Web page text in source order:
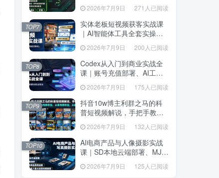
OBS高阶调试、多平台高清
开播、直播间视觉美化落地
教程
2026年7月9日 271人已阅读
实体老板短视频获客实战课
｜AI智能体工具全套实操、
门店IP打造、爆款变现选
题、数字人无人出镜引流完
整教程
2026年7月9日 200人已阅读
TOP7
Codex从入门到商业实战全
课｜账号充值部署、AI工具
联动、核心功能精讲、自动
化搭建、全站项目开发零基
础教程
2026年7月9日 175人已阅读
TOP8
抖音10w博主利群之马的科
普短视频解说，手把手教你
解锁伙伴计划+精选独家收
益，从素材到成片全流程
2026年7月9日 132人已阅读
TOP9
AI电商产品与人像摄影实战
课｜SD本地云端部署、MJ全
套操作、多品类商品商用出
图、创意风格人像AI绘图完
2026年7月9日 125人已阅读
TOP10
开播、直播间视觉美化落地
教程
2026年7月9日 271人已阅读
实体老板短视频获客实战课
｜AI智能体工具全套实操、
题、数字人无人出镜引流完
整教程
2026年7月9日 200人已阅读
TOP7
Codex从入门到商业实战全
课｜账号充值部署、AI工具
化搭建、全站项目开发零基
础教程
2026年7月9日 175人已阅读
TOP8
抖音10w博主利群之马的科
普短视频解说，手把手教你
益，从素材到成片全流程
2026年7月9日 132人已阅读
TOP9
AI电商产品与人像摄影实战
课｜SD本地云端部署、MJ全
图、创意风格人像AI绘图完
2026年7月9日 125人已阅读
TOP10